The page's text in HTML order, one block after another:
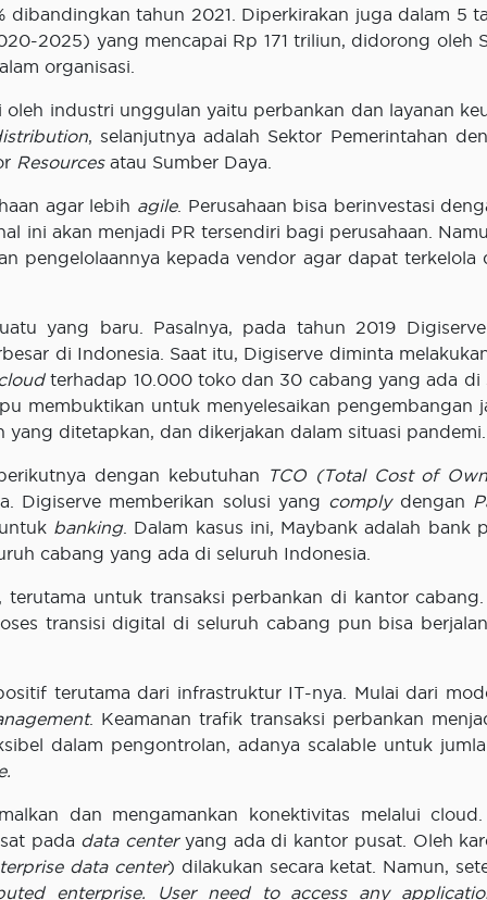
dibandingkan tahun 2021. Diperkirakan juga dalam 5
2025) yang mencapai Rp 171 triliun, didorong oleh
organisasi.
industri unggulan yaitu perbankan dan layanan
, selanjutnya adalah Sektor Pemerintahan
Resourcesatau Sumber Daya.
agar lebih agile. Perusahaan bisa berinvestasi
ini akan menjadi PR tersendiri bagi perusahaan.
pengelolaannya kepada vendor agar dapat terkelola
yang baru. Pasalnya, pada tahun 2019
di Indonesia. Saat itu, Digiserve diminta
terhadap 10.000 toko dan 30 cabang yang ada di
membuktikan untuk menyelesaikan pengembangan
ditetapkan, dan dikerjakan dalam situasi pandemi.
dengan kebutuhan
TCO (Total Cost of
Digiserve memberikan solusi yang complydengan
banking. Dalam kasus ini, Maybank adalah bank
cabang yang ada di seluruh Indonesia.
untuk transaksi perbankan di kantor cabang.
transisi digital di seluruh cabang pun bisa
terutama dari infrastruktur IT-nya. Mulai dari
. Keamanan trafik transaksi perbankan
dalam pengontrolan, adanya scalable untuk
dan mengamankan konektivitas melalui
pada data center yang ada di kantor pusat. Oleh
data center) dilakukan secara ketat. Namun,
enterprise.
User need to access any